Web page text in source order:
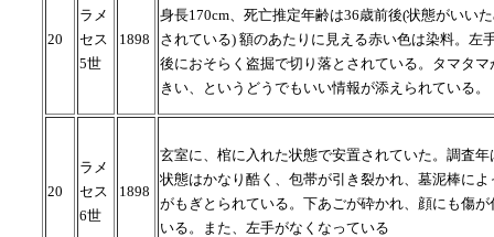
20
ラメ
セス
5世
1898
身長170cm、死亡推定年齢は36歳前後(状態がいい
されている) 額のあたりに見える赤い色は染料。左
後におそらく盗掘で切り落とされている。タマタマ
きい、というどうでもいい情報が添えられている。
20
ラメ
セス
6世
1898
玄室に、棺に入れた状態で安置されていた。調査年
状態はかなり酷く、包帯が引き裂かれ、墓泥棒によ
がもぎとられている。下あごが砕かれ、顔にも傷が
いる。また、左手がなくなっている